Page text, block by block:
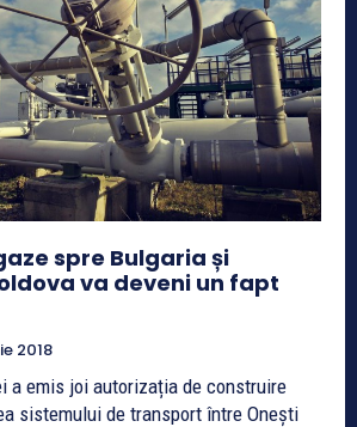
spre Bulgaria și
va deveni un fapt
2018
a emis joi autorizația de construire
sistemului de transport între Onești